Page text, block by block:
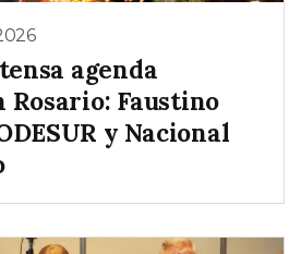
agenda
Faustino
y Nacional